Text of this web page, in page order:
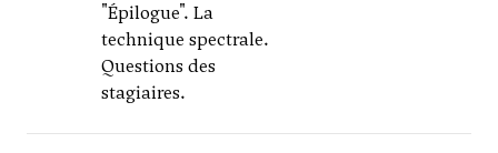
"Épilogue". La
technique spectrale.
Questions des
stagiaires.